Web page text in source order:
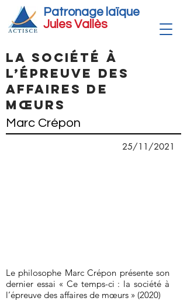
Patronage laïque
Jules Vallès
La société à
l’épreuve des
affaires de
mœurs
Marc Crépon
25/11/2021
Le philosophe Marc Crépon présente son
dernier essai « Ce temps-ci : la société à
l’épreuve des affaires de mœurs » (2020)